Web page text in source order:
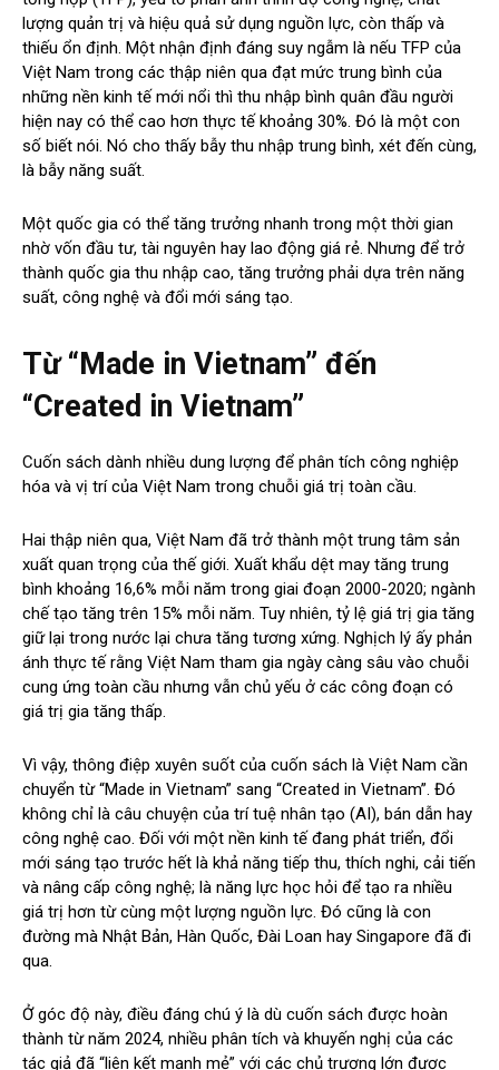
lượng quản trị và hiệu quả sử dụng nguồn lực, còn thấp và
thiếu ổn định. Một nhận định đáng suy ngẫm là nếu TFP của
Việt Nam trong các thập niên qua đạt mức trung bình của
những nền kinh tế mới nổi thì thu nhập bình quân đầu người
hiện nay có thể cao hơn thực tế khoảng 30%. Đó là một con
số biết nói. Nó cho thấy bẫy thu nhập trung bình, xét đến cùng,
là bẫy năng suất.
Một quốc gia có thể tăng trưởng nhanh trong một thời gian
nhờ vốn đầu tư, tài nguyên hay lao động giá rẻ. Nhưng để trở
thành quốc gia thu nhập cao, tăng trưởng phải dựa trên năng
suất, công nghệ và đổi mới sáng tạo.
Từ “Made in Vietnam” đến
“Created in Vietnam”
Cuốn sách dành nhiều dung lượng để phân tích công nghiệp
hóa và vị trí của Việt Nam trong chuỗi giá trị toàn cầu.
Hai thập niên qua, Việt Nam đã trở thành một trung tâm sản
xuất quan trọng của thế giới. Xuất khẩu dệt may tăng trung
bình khoảng 16,6% mỗi năm trong giai đoạn 2000-2020; ngành
chế tạo tăng trên 15% mỗi năm. Tuy nhiên, tỷ lệ giá trị gia tăng
giữ lại trong nước lại chưa tăng tương xứng. Nghịch lý ấy phản
ánh thực tế rằng Việt Nam tham gia ngày càng sâu vào chuỗi
cung ứng toàn cầu nhưng vẫn chủ yếu ở các công đoạn có
giá trị gia tăng thấp.
Vì vậy, thông điệp xuyên suốt của cuốn sách là Việt Nam cần
chuyển từ “Made in Vietnam” sang “Created in Vietnam”. Đó
không chỉ là câu chuyện của trí tuệ nhân tạo (AI), bán dẫn hay
công nghệ cao. Đối với một nền kinh tế đang phát triển, đổi
mới sáng tạo trước hết là khả năng tiếp thu, thích nghi, cải tiến
và nâng cấp công nghệ; là năng lực học hỏi để tạo ra nhiều
giá trị hơn từ cùng một lượng nguồn lực. Đó cũng là con
đường mà Nhật Bản, Hàn Quốc, Đài Loan hay Singapore đã đi
qua.
Ở góc độ này, điều đáng chú ý là dù cuốn sách được hoàn
thành từ năm 2024, nhiều phân tích và khuyến nghị của các
tác giả đã “liên kết mạnh mẻ” với các chủ trương lớn được